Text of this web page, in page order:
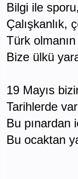
Bilgi ile
Çalışkanlık,
Türk
Bize ülkü
19 Mayıs
Tarihlerde
Bu pınardan
Bu ocaktan
İ.